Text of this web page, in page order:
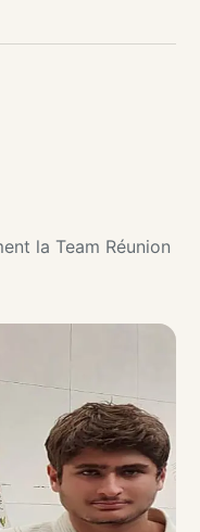
la Team Réunion